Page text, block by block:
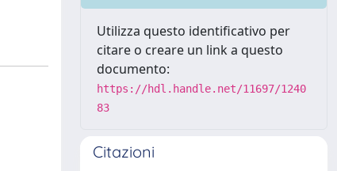
Utilizza questo identificativo per
citare o creare un link a questo
documento:
https://hdl.handle.net/11697/1240
83
Citazioni